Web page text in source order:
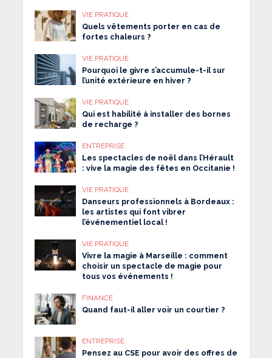
VIE PRATIQUE
Quels vêtements porter en cas de
fortes chaleurs ?
VIE PRATIQUE
Pourquoi le givre s’accumule-t-il sur
l’unité extérieure en hiver ?
VIE PRATIQUE
Qui est habilité à installer des bornes
de recharge ?
ENTREPRISE
Les spectacles de noël dans l’Hérault
: vive la magie des fêtes en Occitanie !
VIE PRATIQUE
Danseurs professionnels à Bordeaux :
les artistes qui font vibrer
l’événementiel local !
VIE PRATIQUE
Vivre la magie à Marseille : comment
choisir un spectacle de magie pour
tous vos événements !
FINANCE
Quand faut-il aller voir un courtier ?
ENTREPRISE
Pensez au CSE pour avoir des offres de